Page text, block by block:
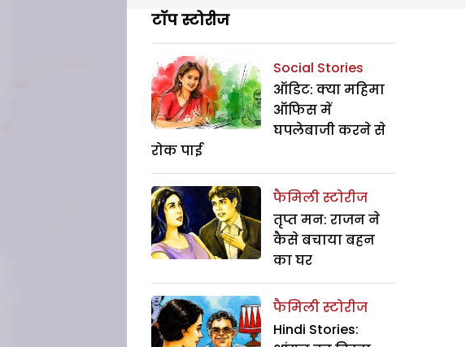
टॉप स्टोरीज
Social Stories
ऑडिट: क्या महिमा
ऑफिस में
घपलेबाजी करने से
रोक पाई
फैमिली स्टोरीज
तृप्त मन: राजन ने
कैसे बचाया बहन
का घर
फैमिली स्टोरीज
Hindi Stories: